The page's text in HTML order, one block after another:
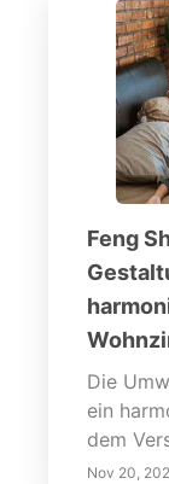
Feng
Die
ein
dem
Nov 20,